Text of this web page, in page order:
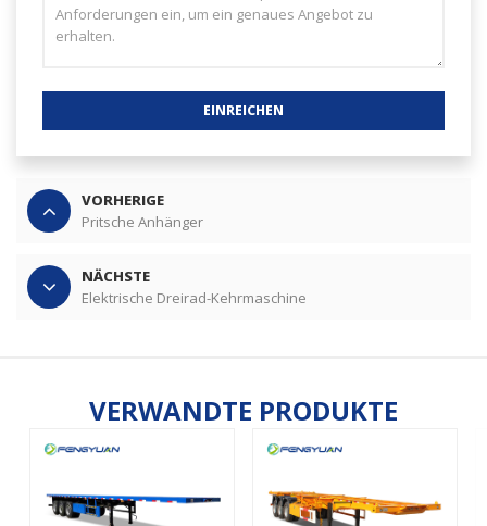
EINREICHEN
VORHERIGE
Pritsche Anhänger
NÄCHSTE
Elektrische Dreirad-Kehrmaschine
VERWANDTE PRODUKTE